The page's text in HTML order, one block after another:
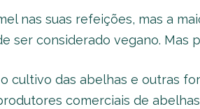
nas suas refeições, mas a
ser considerado vegano. Mas
cultivo das abelhas e outras
comerciais de